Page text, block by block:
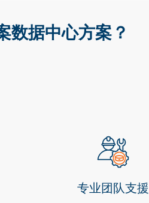
数据中心方案？
专业团队支援